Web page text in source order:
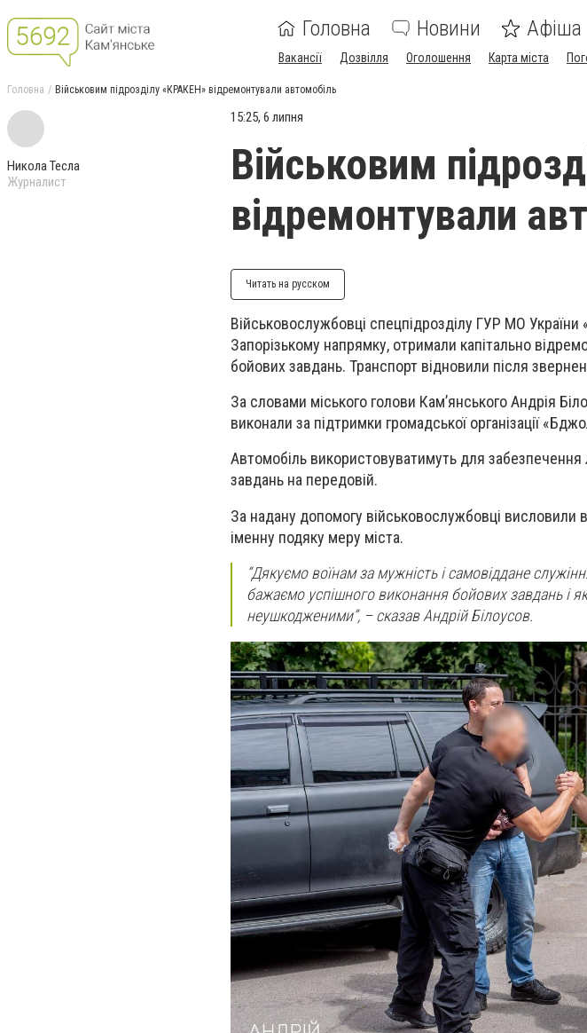
Головна Новини Афіша
Вакансії Дозвілля Оголошення Карта міста
Головна Військовим підрозділу «КРАКЕН» відремонтували автомобіль
Никола Тесла
Журналист
15:25, 6 липня
Військовим
відремонтували
Читать на русском
Військовослужбовці спецпідрозділу ГУР МО
Запорізькому напрямку, отримали капітально
бойових завдань. Транспорт відновили після
За словами міського голови Кам’янського Андрія
виконали за підтримки громадської організації
Автомобіль використовуватимуть для забезпечення
завдань на передовій.
За надану допомогу військовослужбовці висловили
іменну подяку меру міста.
“Дякуємо воїнам за мужність і самовіддане
бажаємо успішного виконання бойових завдань
неушкодженими”, – сказав Андрій Білоусов.